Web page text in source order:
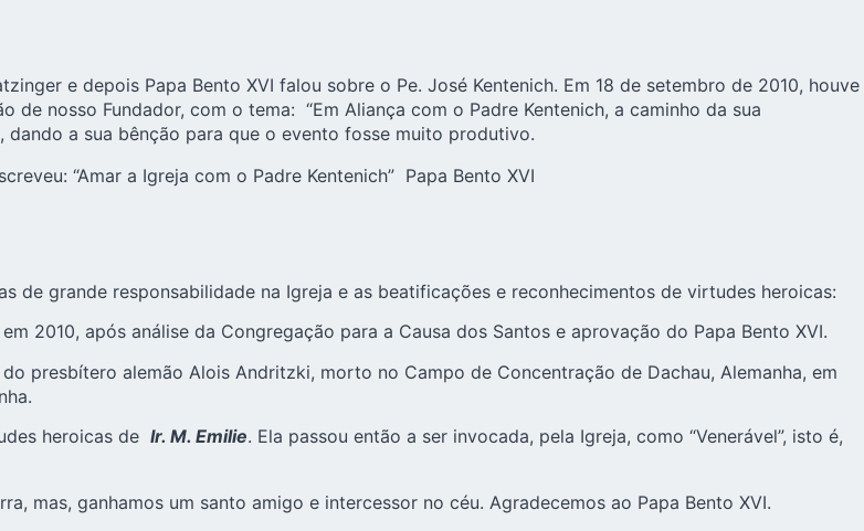
e depois Papa Bento XVI falou sobre o Pe. José Kentenich. Em 18 de setembro de 2010, houve
nosso Fundador, com o tema: “Em Aliança com o Padre Kentenich, a caminho da sua
dando a sua bênção para que o evento fosse muito produtivo.
“Amar a Igreja com o Padre Kentenich” Papa Bento XVI
de grande responsabilidade na Igreja e as beatificações e reconhecimentos de virtudes heroicas:
2010, após análise da Congregação para a Causa dos Santos e aprovação do Papa Bento XVI.
presbítero alemão Alois Andritzki, morto no Campo de Concentração de Dachau, Alemanha, em
heroicas de Ir. M. Emilie. Ela passou então a ser invocada, pela Igreja, como “Venerável”, isto é,
mas, ganhamos um santo amigo e intercessor no céu. Agradecemos ao Papa Bento XVI.